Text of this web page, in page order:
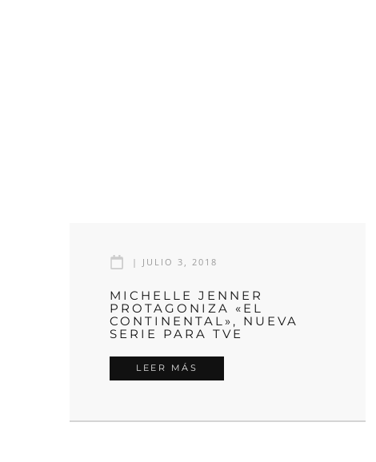
| JULIO 3, 2018
MICHELLE JENNER
PROTAGONIZA «EL
CONTINENTAL», NUEVA
SERIE PARA TVE
LEER MÁS